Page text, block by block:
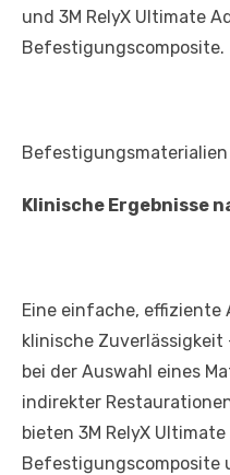
und 3M RelyX Ultimate
Befestigungscomposite.
Befestigungsmaterialien
Klinische Ergebnisse
Eine einfache, effiziente
klinische
bei der Auswahl eines
indirekter
bieten 3M RelyX
Befestigungscomposite